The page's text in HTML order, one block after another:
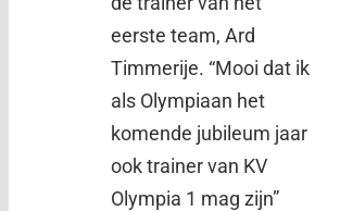
eerste team, Ard
Timmerije. “Mooi dat ik
als Olympiaan het
komende jubileum jaar
ook trainer van KV
Olympia 1 mag zijn”